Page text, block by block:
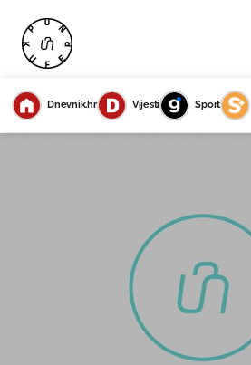
Dnevnik.hr Vijesti Sport